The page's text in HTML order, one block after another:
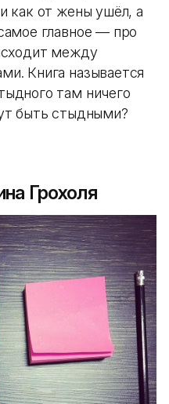
как от жены ушёл, а
главное — про
между
Книга называется
там ничего
быть стыдными?
Грохоля